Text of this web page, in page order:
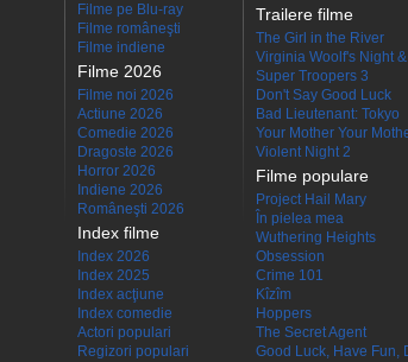
Filme pe Blu-ray
Filme româneşti
Filme indiene
Filme 2026
Filme noi 2026
Actiune 2026
Comedie 2026
Dragoste 2026
Horror 2026
Indiene 2026
Româneşti 2026
Index filme
Index 2026
Index 2025
Index acţiune
Index comedie
Actori populari
Regizori populari
Trailere filme
The Girl in the River
Virginia Woolf's Night
Super Troopers 3
Don't Say Good Luck
Bad Lieutenant: Tokyo
Your Mother Your
Violent Night 2
Filme populare
Project Hail Mary
În pielea mea
Wuthering Heights
Obsession
Crime 101
Kîzîm
Hoppers
The Secret Agent
Good Luck, Have Fun,